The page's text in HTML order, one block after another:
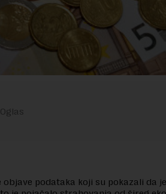
objave podataka koji su pokazali da